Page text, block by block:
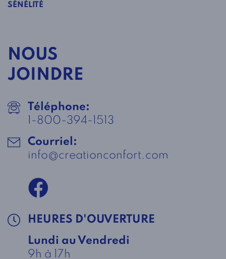
SÉNÉLITÉ
NOUS
JOINDRE
Téléphone:
1-800-394-1513
Courriel:
info@creationconfort.com
HEURES D'OUVERTURE
Lundi au Vendredi
9h à 17h